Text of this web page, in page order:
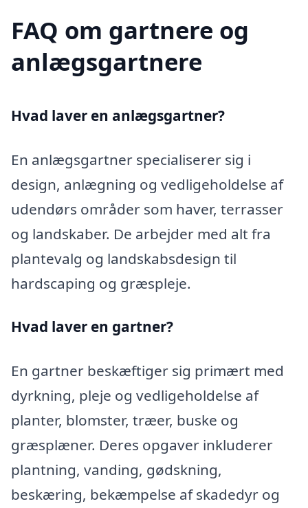
FAQ om gartnere og
anlægsgartnere
Hvad laver en anlægsgartner?
En anlægsgartner specialiserer sig i
design, anlægning og vedligeholdelse af
udendørs områder som haver, terrasser
og landskaber. De arbejder med alt fra
plantevalg og landskabsdesign til
hardscaping og græspleje.
Hvad laver en gartner?
En gartner beskæftiger sig primært med
dyrkning, pleje og vedligeholdelse af
planter, blomster, træer, buske og
græsplæner. Deres opgaver inkluderer
plantning, vanding, gødskning,
beskæring, bekæmpelse af skadedyr og